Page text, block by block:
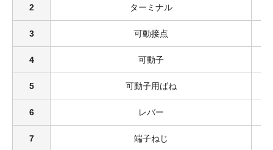
2 ターミナル
3 可動接点
4 可動子
5 可動子用ばね
6 レバー
7 端子ねじ